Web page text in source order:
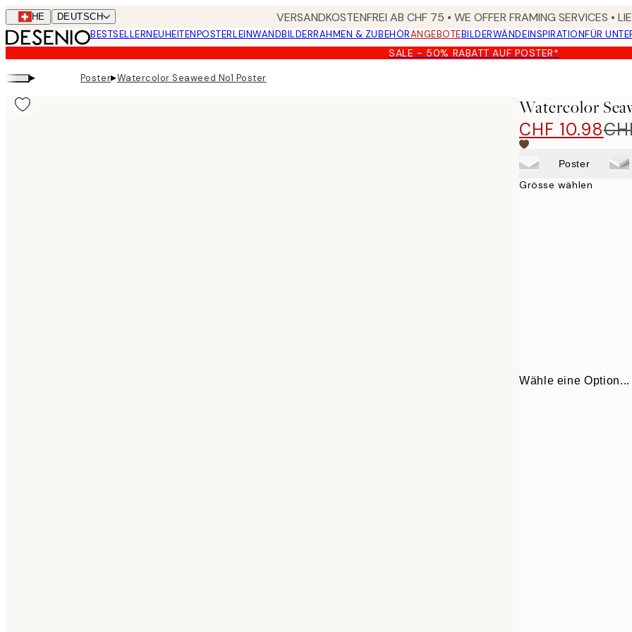
Skip
to
main
content.
CHE DEUTSCH VERSANDKOSTENFREI AB CHF 75 • WE OFFER FRAMING SERVICES •
BESTSELLERNEUHEITENPOSTERLEINWANDBILDERRAHMEN & ZUBEHÖRANGEBOTEBILDERWÄNDEINSPIRATIONFÜR
SALE - 50% RABATT AUF POSTER*
▸ Poster▸Watercolor Seaweed No1 Poster
Watercolor
CHF 10.98
Poster
Grösse wählen
Wähle eine Option...